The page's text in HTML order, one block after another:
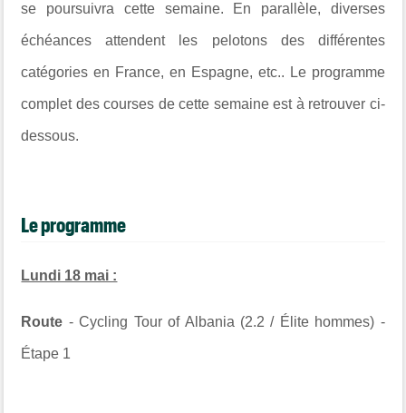
se poursuivra cette semaine. En parallèle, diverses
échéances attendent les pelotons des différentes
catégories en France, en Espagne, etc.. Le programme
complet des courses de cette semaine est à retrouver ci-
dessous.
Le programme
Lundi 18 mai :
Route - Cycling Tour of Albania (2.2 / Élite hommes) -
Étape 1